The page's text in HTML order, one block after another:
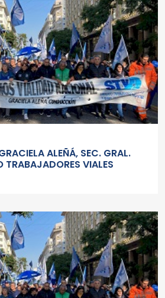
ALEÑÁ, SEC. GRAL.
TRABAJADORES VIALES